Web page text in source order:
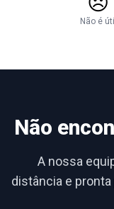
Não é útil
Não
A nossa
distância e